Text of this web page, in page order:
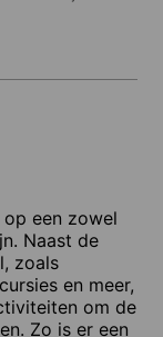
een zowel
Naast de
zoals
en meer,
om de
Zo is er een